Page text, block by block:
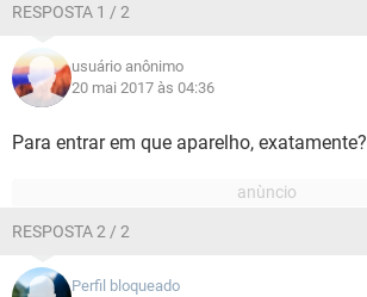
RESPOSTA 1 / 2
usuário anônimo
20 mai 2017 às 04:36
Para entrar em que aparelho, exatamente?
RESPOSTA 2 / 2
Perfil bloqueado